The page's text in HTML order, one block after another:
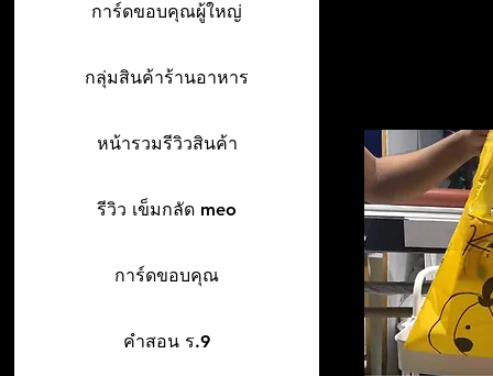
การ์ดขอบคุณผู้ใหญ่
กลุ่มสินค้าร้านอาหาร
หน้ารวมรีวิวสินค้า
รีวิว เข็มกลัด meo
การ์ดขอบคุณ
คำสอน ร.9